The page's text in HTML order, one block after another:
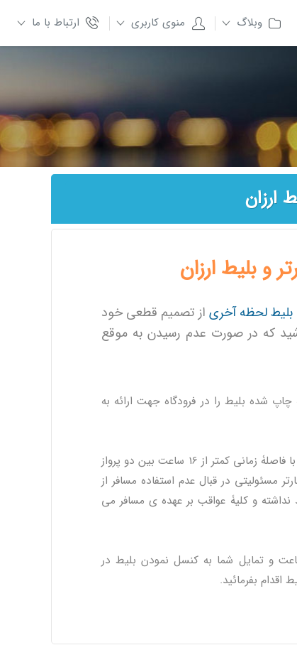
ارتباط با ما منوی کاربری وبلاگ
ارزان
و بلیط ارزان
بلیط لحظه آخری از تصمیم قطعی خود
که در صورت عدم رسیدن به موقع
شده بلیط را در فرودگاه جهت ارائه به
3- لطفا از خرید بلیط های رفت و برگشت و یا پروازهای پشت سر هم (کانکشن) با فاصلۀ زمانی کمتر از 16 ساعت بین دو پرواز
مسئولیتی در قبال عدم استفاده مسافر از
نداشته و کلیۀ عواقب بر عهده ی مسافر می
کنسل شدن پرواز توسط ایرلاین مربوطه، و یا تاخیر بیش از 2 ساعت و تمایل شما به کنسل نمودن بلیط در
اقدام بفرمائید.